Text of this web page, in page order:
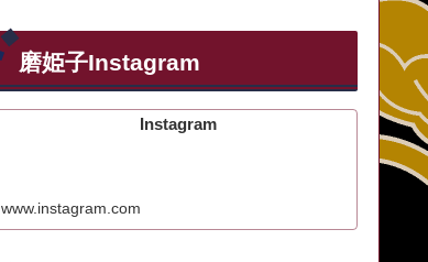
磨姫子Instagram
Instagram
www.instagram.com